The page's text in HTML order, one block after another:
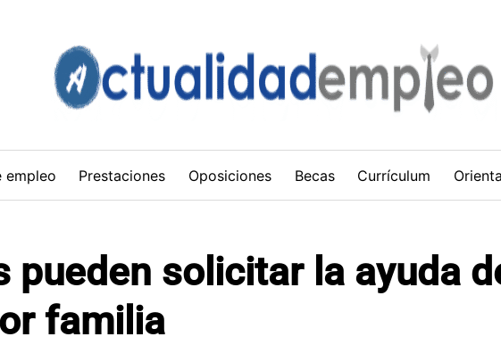
empleo Prestaciones Oposiciones Becas Currículum
pueden solicitar la ayuda
familia